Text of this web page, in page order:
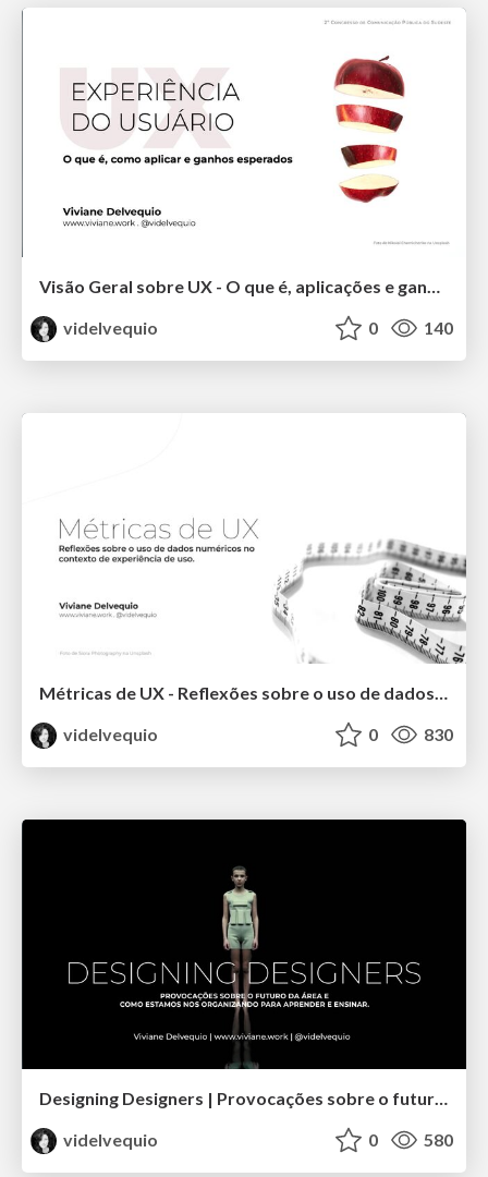
Visão Geral sobre UX - O que é, aplicações e ganhos esperados
videlvequio
0 140
Métricas de UX - Reflexões sobre o uso de dados numéricos no contexto de UX
videlvequio
0 830
Designing Designers | Provocações sobre o futuro e o aprender em UX
videlvequio
0 580